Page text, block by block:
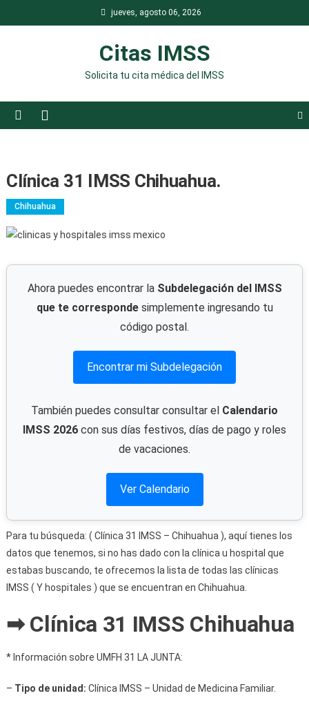
al
jueves, agosto 06, 2026
Citas IMSS
Solicita tu cita médica del IMSS
Clínica 31 IMSS Chihuahua.
Chihuahua
Ahora puedes encontrar la Subdelegación del IMSS
que te correspondesimplemente ingresando tu
código postal.
Encontrar mi Subdelegación
También puedes consultar consultar el Calendario
IMSS 2026 con sus días festivos, días de pago y roles
de vacaciones.
Ver Calendario
Para tu búsqueda: ( Clínica 31 IMSS – Chihuahua ), aquí tienes los
datos que tenemos, si no has dado con la clínica u hospital que
estabas buscando, te ofrecemos la lista de todas las clínicas
IMSS ( Y hospitales ) que se encuentran en Chihuahua.
➡ Clínica 31 IMSS Chihuahua
* Información sobre UMFH 31 LA JUNTA:
– Tipo de unidad: Clínica IMSS – Unidad de Medicina Familiar.